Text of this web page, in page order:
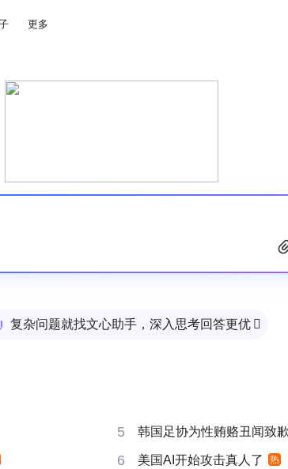
更多
复杂问题就找文心助手，深入思考回答更优 
5 韩国足协为性贿赂丑闻致歉
6 美国AI开始攻击真人了 热